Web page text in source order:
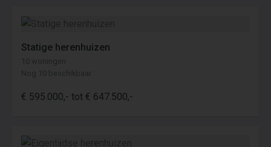
Statige herenhuizen
10 woningen
Nog 10 beschikbaar
€ 595.000,- tot € 647.500,-